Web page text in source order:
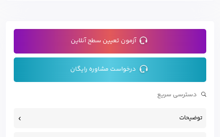
آزمون تعیین سطح آنلاین
درخواست مشاوره رایگان
توضیحات